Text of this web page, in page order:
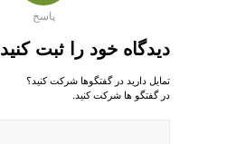
پاسخ
دیدگاه خود را ثبت کنید
تمایل دارید در گفتگوها شرکت کنید؟
در گفتگو ها شرکت کنید.